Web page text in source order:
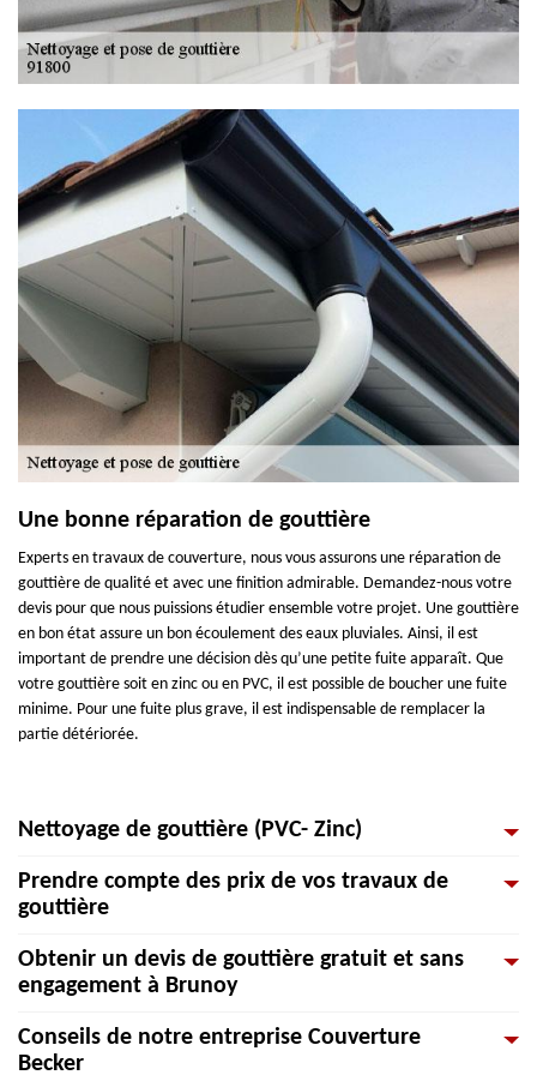
Une bonne réparation de gouttière
Experts en travaux de couverture, nous vous assurons une réparation de
gouttière de qualité et avec une finition admirable. Demandez-nous votre
devis pour que nous puissions étudier ensemble votre projet. Une gouttière
en bon état assure un bon écoulement des eaux pluviales. Ainsi, il est
important de prendre une décision dès qu’une petite fuite apparaît. Que
votre gouttière soit en zinc ou en PVC, il est possible de boucher une fuite
minime. Pour une fuite plus grave, il est indispensable de remplacer la
partie détériorée.
Nettoyage de gouttière (PVC- Zinc)
L'entretien et le nettoyage des gouttières s'effectuent une à deux fois par
an pour qu'elles conservent leur efficacité. Alors que l’entretien des
entretenue induit un débordement qui vient endommager les murs et toits
environnants. Lors de cet entretien, les embranchements, les connecteurs
déloge les feuilles mortes qui se retrouvent dans les coudes et empêchent
l’évacuation de l’eau. Contactez-nous afin d’évaluer l’état de vos
Prendre compte des prix de vos travaux de
gouttière
Vous songez à une installation de gouttière, mais vous préférerez évaluer
le prix du travail avant de décider de ce qu'il faut faire. Le prix dépend tout
ou acier inoxydable et de l’étendue des travaux. N'hésitez pas de nous
appeler afin d’obtenir plus d’informations sur nos services. Demandez aussi
Obtenir un devis de gouttière gratuit et sans
engagement à Brunoy
Pour commencer un projet quelconque, la demande de devis est une chose
à ne jamais oublier. Pour cela, pour vos poses de gouttière à Brunoy 91800,
Conseils de notre entreprise Couverture
Becker